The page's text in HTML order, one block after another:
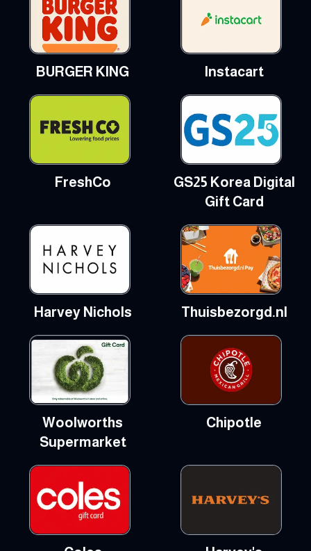
BURGER KING Instacart
FreshCo
GS25 Korea Digital
Gift Card
Harvey Nichols Thuisbezorgd.nl
Woolworths
Supermarket
Chipotle